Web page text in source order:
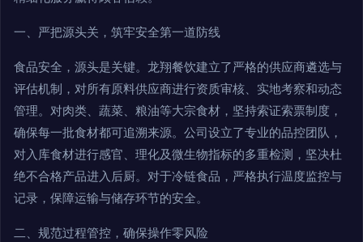
一、严把源头关，筑牢安全第一道防线
食品安全，源头是关键。龙翔餐饮建立了严格的供应商遴选与
评估机制，对所有原料供应商进行资质审核、实地考察和动态
管理。对肉类、蔬菜、粮油等大宗食材，坚持索证索票制度，
确保每一批食材都可追溯来源。公司设立了专业的品控团队，
对入库食材进行感官、理化及微生物指标的多重检测，坚决杜
绝不合格产品进入后厨。对于冷链食品，严格执行温度监控与
记录，保障运输与储存环节的安全。
二、规范过程管控，确保操作零风险